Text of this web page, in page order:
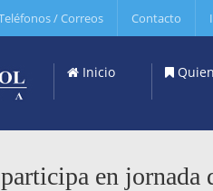
/ Correos Contacto
Inicio
en jornada